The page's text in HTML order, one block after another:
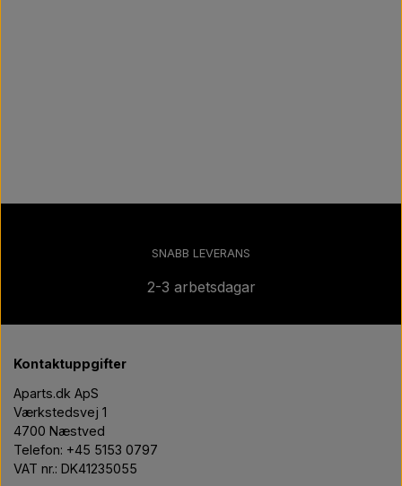
SNABB LEVERANS
2-3 arbetsdagar
Kontaktuppgifter
Aparts.dk ApS
Værkstedsvej 1
4700 Næstved
Telefon: +45 5153 0797
VAT nr.: DK41235055